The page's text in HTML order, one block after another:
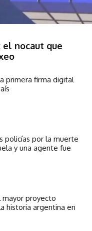
el nocaut que
primera firma digital
policías por la muerte
y una agente fue
mayor proyecto
historia argentina en